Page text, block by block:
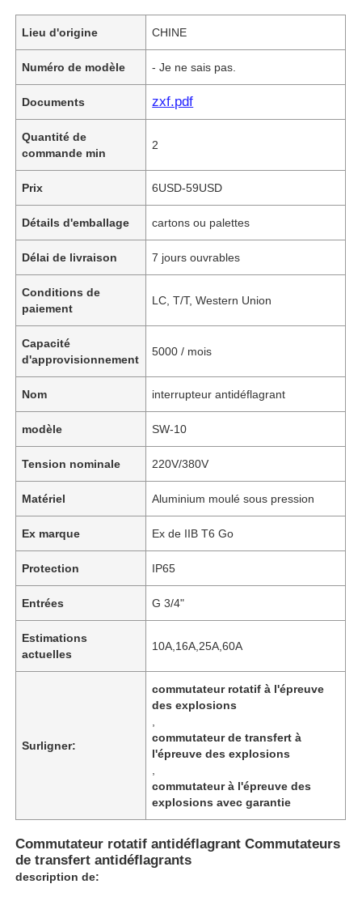
Lieu d'origine CHINE
Numéro de modèle - Je ne sais pas.
Documents zxf.pdf
Quantité de
commande min
2
Prix 6USD-59USD
Détails d'emballage cartons ou palettes
Délai de livraison 7 jours ouvrables
Conditions de
paiement
LC, T/T, Western Union
Capacité
d'approvisionnement
5000 / mois
Nom interrupteur antidéflagrant
modèle SW-10
Tension nominale 220V/380V
Matériel Aluminium moulé sous pression
Ex marque Ex de IIB T6 Go
Protection IP65
Entrées G 3/4"
Estimations
actuelles
10A,16A,25A,60A
Surligner:
commutateur rotatif à l'épreuve
des explosions
commutateur de transfert à
l'épreuve des explosions
commutateur à l'épreuve des
explosions avec garantie
Commutateur rotatif antidéflagrant Commutateurs
de transfert antidéflagrants
description de: